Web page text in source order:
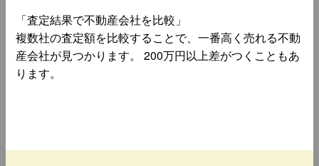
「査定結果で不動産会社を比較」
複数社の査定額を比較することで、一番高く売れる不動
産会社が見つかります。 200万円以上差がつくこともあ
ります。